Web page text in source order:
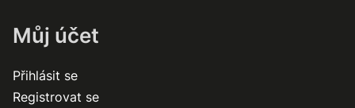
Můj účet
Přihlásit se
Registrovat se